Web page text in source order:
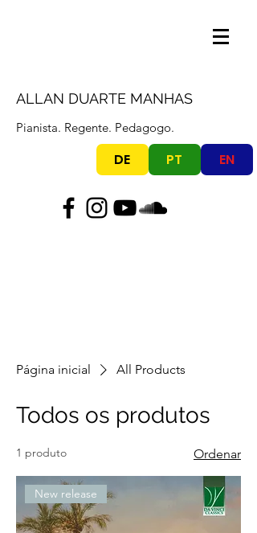
ALLAN DUARTE MANHAS
Pianista. Regente. Pedagogo.
DE PT EN
Página inicial All Products
Todos os produtos
1 produto Ordenar
New release